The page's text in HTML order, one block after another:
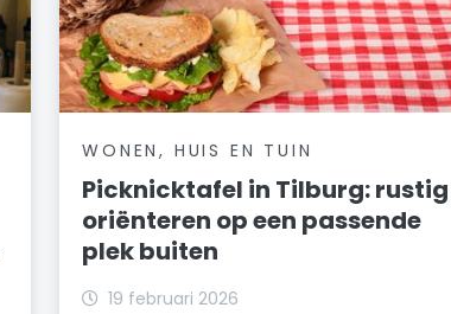
WONEN, HUIS EN TUIN
Picknicktafel in Tilburg: rustig
oriënteren op een passende
plek buiten
19 februari 2026